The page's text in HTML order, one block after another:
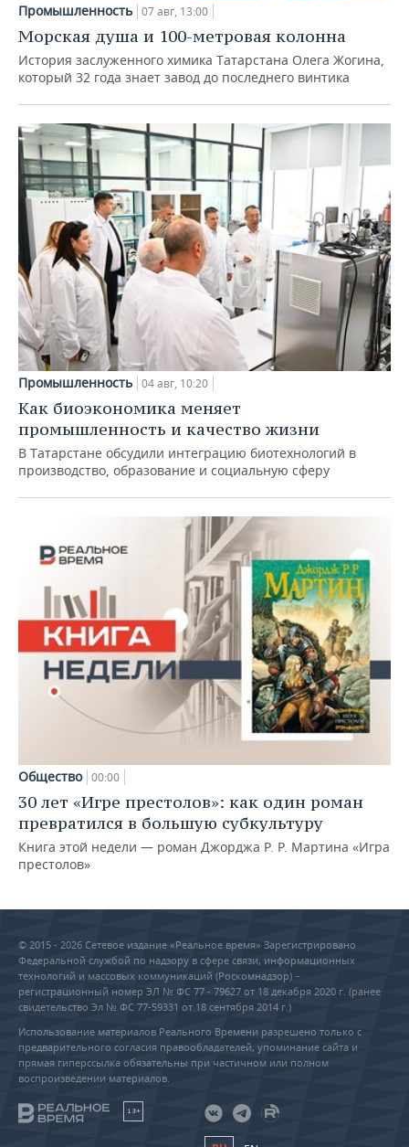
Промышленность 07 авг, 13:00
Морская душа и 100-метровая колонна
История заслуженного химика Татарстана Олега Жогина,
который 32 года знает завод до последнего винтика
Промышленность 04 авг, 10:20
Как биоэкономика меняет
промышленность и качество жизни
В Татарстане обсудили интеграцию биотехнологий в
производство, образование и социальную сферу
Общество 00:00
30 лет «Игре престолов»: как один роман
превратился в большую субкультуру
Книга этой недели — роман Джорджа Р. Р. Мартина «Игра
престолов»
© 2015 - 2026 Сетевое издание «Реальное время» Зарегистрировано
Федеральной службой по надзору в сфере связи, информационных
технологий и массовых коммуникаций (Роскомнадзор) –
регистрационный номер ЭЛ № ФС 77 - 79627 от 18 декабря 2020 г. (ранее
свидетельство Эл № ФС 77-59331 от 18 сентября 2014 г.)
Использование материалов Реального Времени разрешено только с
предварительного согласия правообладателей, упоминание сайта и
прямая гиперссылка обязательны при частичном или полном
воспроизведении материалов.
18+